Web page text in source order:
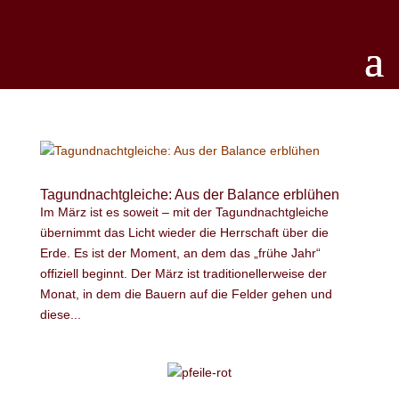
Tagundnachtgleiche: Aus der Balance erblühen
Im März ist es soweit – mit der Tagundnachtgleiche
übernimmt das Licht wieder die Herrschaft über die
Erde. Es ist der Moment, an dem das „frühe Jahr“
offiziell beginnt. Der März ist traditionellerweise der
Monat, in dem die Bauern auf die Felder gehen und
diese...